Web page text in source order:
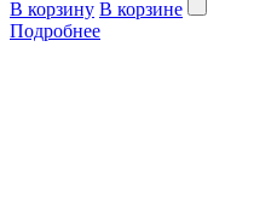
В корзину В корзине
Подробнее